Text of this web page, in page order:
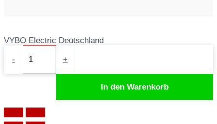
VYBO Electric Deutschland
-
V900-
380V-
400V
+
In den Warenkorb